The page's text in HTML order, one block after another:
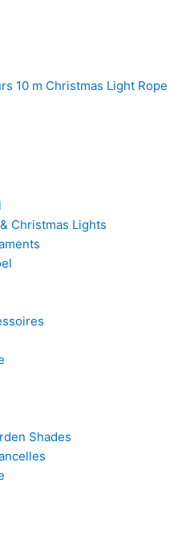
Christmas Lights
Shades